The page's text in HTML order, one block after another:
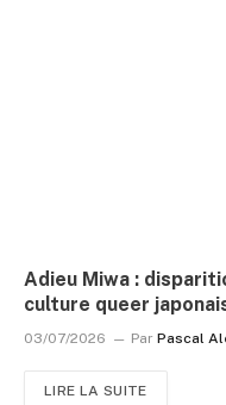
Adieu Miwa :
culture queer
03/07/2026 Par Pascal
LIRE LA SUITE